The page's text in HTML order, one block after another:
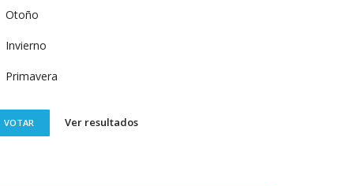
Otoño
Invierno
Primavera
VOTAR Ver resultados